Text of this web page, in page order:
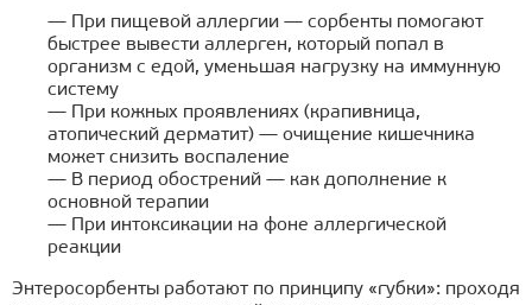
— При пищевой аллергии — сорбенты помогают
быстрее вывести аллерген, который попал в
организм с едой, уменьшая нагрузку на иммунную
систему
— При кожных проявлениях (крапивница,
атопический дерматит) — очищение кишечника
может снизить воспаление
— В период обострений — как дополнение к
основной терапии
— При интоксикации на фоне аллергической
реакции
Энтеросорбенты работают по принципу «губки»: проходя